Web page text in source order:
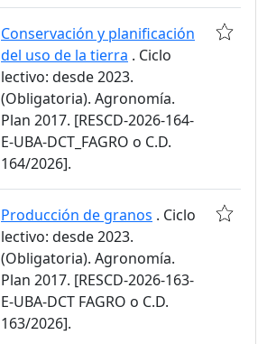
Conservación y planificación
del uso de la tierra . Ciclo
lectivo: desde 2023.
(Obligatoria). Agronomía.
Plan 2017. [RESCD-2026-164-
E-UBA-DCT_FAGRO o C.D.
164/2026].
Producción de granos . Ciclo
lectivo: desde 2023.
(Obligatoria). Agronomía.
Plan 2017. [RESCD-2026-163-
E-UBA-DCT FAGRO o C.D.
163/2026].